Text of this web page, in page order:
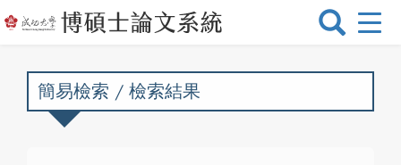
選
換
簡易檢索 / 檢索結果